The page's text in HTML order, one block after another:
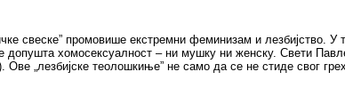
свеске” промовише екстремни феминизам и лезбијство. У
допушта хомосексуалност – ни мушку ни женску. Свети
„лезбијске теолошкиње” не само да се не стиде свог